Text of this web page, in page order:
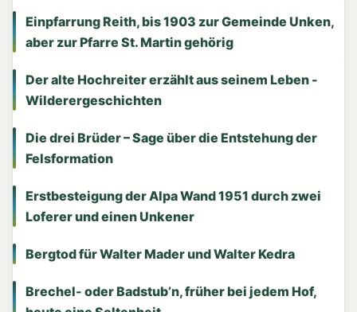
Einpfarrung Reith, bis 1903 zur Gemeinde Unken,
aber zur Pfarre St. Martin gehörig
Der alte Hochreiter erzählt aus seinem Leben -
Wilderergeschichten
Die drei Brüder – Sage über die Entstehung der
Felsformation
Erstbesteigung der Alpa Wand 1951 durch zwei
Loferer und einen Unkener
Bergtod für Walter Mader und Walter Kedra
Brechel- oder Badstub’n, früher bei jedem Hof,